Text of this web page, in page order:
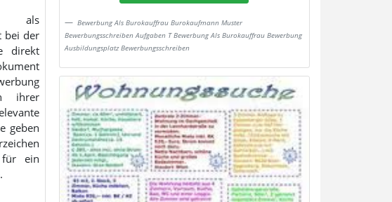
als
bei der
direkt
ihrer
Bewerbung Als Burokauffrau Burokaufmann Muster
Bewerbungsschreiben Aufgaben T Bewerbung Als Burokauffrau Bewerbung
Ausbildungsplatz Bewerbungsschreiben